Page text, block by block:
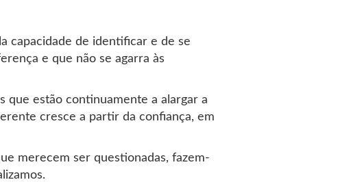
capacidade de identificar e de se
e que não se agarra às
que estão continuamente a alargar a
cresce a partir da confiança, em
merecem ser questionadas, fazem-